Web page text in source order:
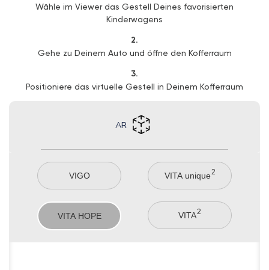
Wähle im Viewer das Gestell Deines favorisierten
Kinderwagens
2.
Gehe zu Deinem Auto und öffne den Kofferraum
3.
Positioniere das virtuelle Gestell in Deinem Kofferraum